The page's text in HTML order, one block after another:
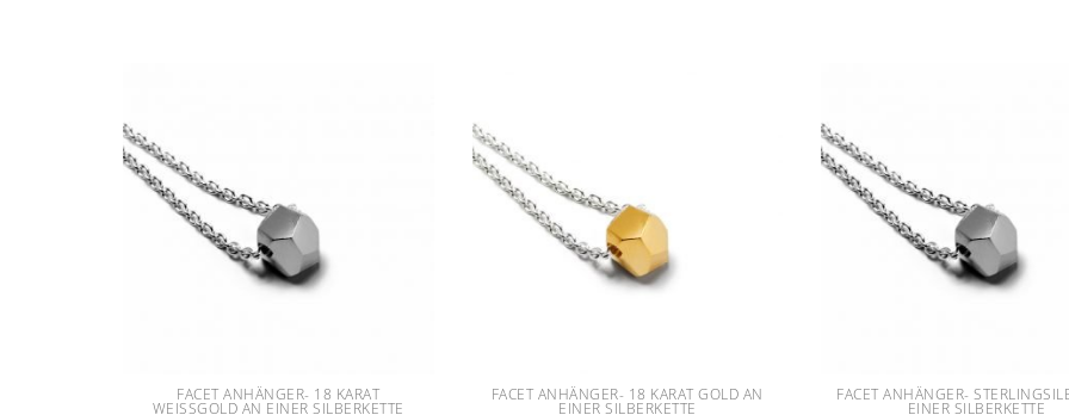
FACET ANHÄNGER- 18 KARAT
WEISSGOLD AN EINER SILBERKETTE
FACET ANHÄNGER- 18 KARAT GOLD AN
EINER SILBERKETTE
FACET ANHÄNGER-
EINER SILBERKETTE